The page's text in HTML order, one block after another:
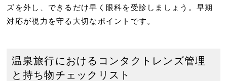
ズを外し、できるだけ早く眼科を受診しましょう。早期
対応が視力を守る大切なポイントです。
温泉旅行におけるコンタクトレンズ管理
と持ち物チェックリスト